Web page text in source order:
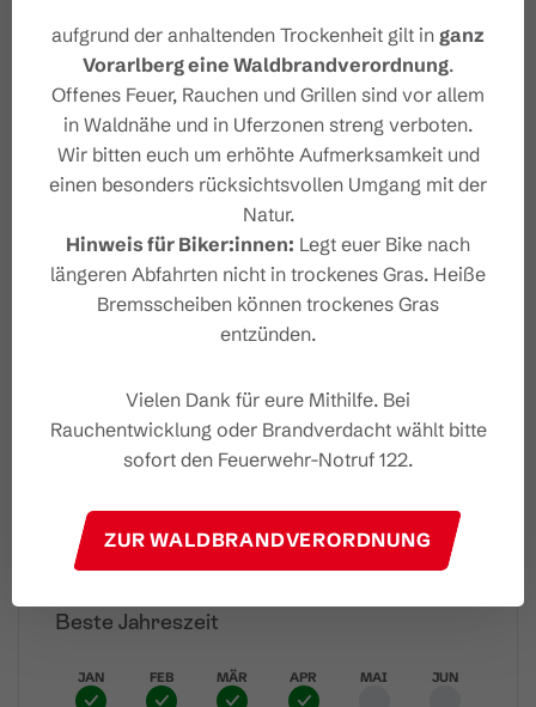
Winterwandern in Vorarlberg
Eigenschaften
Routentyp Winterwandern
Leicht
Bushaltestelle - Ragazens
Bushaltestelle - Ragazens
Höhenprofil
Beste Jahreszeit
JAN FEB MÄR APR MAI JUN
aufgrund der anhaltenden Trockenheit gilt in ganz
Vorarlberg eine Waldbrandverordnung.
Offenes Feuer, Rauchen und Grillen sind vor allem
in Waldnähe und in Uferzonen streng verboten.
Wir bitten euch um erhöhte Aufmerksamkeit und
einen besonders rücksichtsvollen Umgang mit der
Natur.
Hinweis für Biker:innen: Legt euer Bike nach
längeren Abfahrten nicht in trockenes Gras. Heiße
Bremsscheiben können trockenes Gras
entzünden.
Vielen Dank für eure Mithilfe. Bei
Rauchentwicklung oder Brandverdacht wählt bitte
sofort den Feuerwehr-Notruf 122.
ZUR WALDBRANDVERORDNUNG